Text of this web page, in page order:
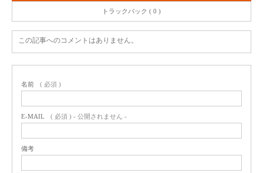
トラックバック ( 0 )
この記事へのコメントはありません。
名前 ( 必須 )
E-MAIL ( 必須 ) - 公開されません -
備考